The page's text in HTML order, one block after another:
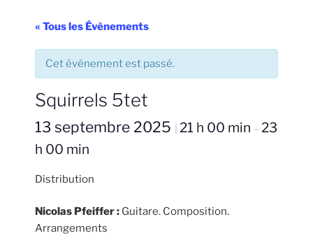
« Tous les Évènements
Cet évènement est passé.
Squirrels 5tet
13 septembre 2025 21 h 00 min – 23
h 00 min
Distribution
Nicolas Pfeiffer : Guitare. Composition.
Arrangements